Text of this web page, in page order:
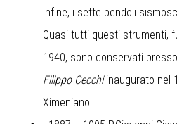
infine, i sette pendoli
Quasi tutti questi strumenti,
1940, sono conservati
Filippo Cecchiinaugurato nel
Ximeniano.